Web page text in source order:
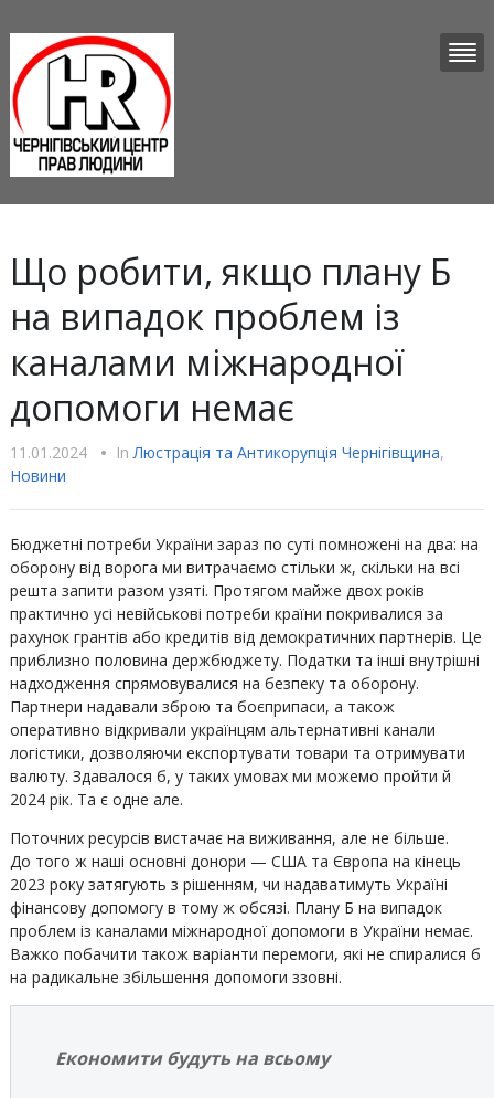
Що робити, якщо плану Б
на випадок проблем із
каналами міжнародної
допомоги немає
11.01.2024 • InЛюстрацiя та Антикорупцiя Чернігівщина,
Новини
Бюджетні потреби України зараз по суті помножені на два: на
оборону від ворога ми витрачаємо стільки ж, скільки на всі
решта запити разом узяті. Протягом майже двох років
практично усі невійськові потреби країни покривалися за
рахунок грантів або кредитів від демократичних партнерів. Це
приблизно половина держбюджету. Податки та інші внутрішні
надходження спрямовувалися на безпеку та оборону.
Партнери надавали зброю та боєприпаси, а також
оперативно відкривали українцям альтернативні канали
логістики, дозволяючи експортувати товари та отримувати
валюту. Здавалося б, у таких умовах ми можемо пройти й
2024 рік. Та є одне але.
Поточних ресурсів вистачає на виживання, але не більше.
До того ж наші основні донори — США та Європа на кінець
2023 року затягують з рішенням, чи надаватимуть Україні
фінансову допомогу в тому ж обсязі. Плану Б на випадок
проблем із каналами міжнародної допомоги в України немає.
Важко побачити також варіанти перемоги, які не спиралися б
на радикальне збільшення допомоги ззовні.
Економити будуть на всьому